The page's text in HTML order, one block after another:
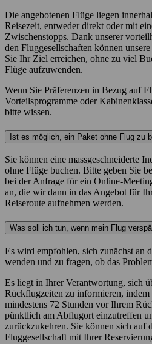
Die angebotenen Flüge liegen
Reisezeit, entweder direkt oder mit
Zwischenstopps. Dank unserer
den Fluggesellschaften können
Sie Ihr Ziel erreichen, ohne zu viel
Flüge aufzuwenden.
Wenn Sie Präferenzen in Bezug auf
Vorteilsprogramme oder
bitte wissen.
Ist es möglich, ein Paket ohne Flug zu
Sie können eine massgeschneiderte
ohne Flüge buchen. Bitte geben Sie
bei der Anfrage für ein Online-
an, die wir dann in das Angebot für
Reiseroute aufnehmen werden.
Was soll ich tun, wenn mein Flug
Es wird empfohlen, sich zunächst an
wenden und zu fragen, ob das
Es liegt in Ihrer Verantwortung, sich
Rückflugzeiten zu informieren, indem
mindestens 72 Stunden vor Ihrem
pünktlich am Abflugort einzutreffen
zurückzukehren. Sie können sich auf
Fluggesellschaft mit Ihrer